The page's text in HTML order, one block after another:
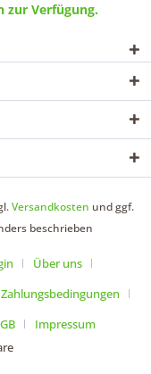
zur Verfügung.
Versandkosten und ggf.
beschrieben
Über uns
Impressum